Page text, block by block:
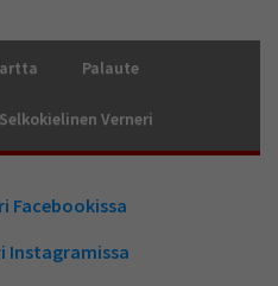
Palaute
Selkokielinen Verneri
Facebookissa
Instagramissa